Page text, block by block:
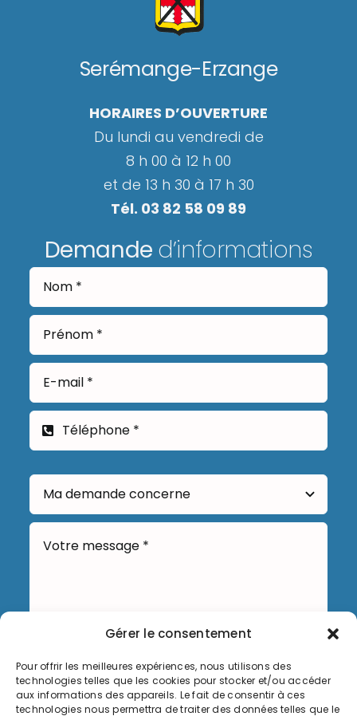
Gérer le consentement
Pour offrir les meilleures expériences, nous utilisons des
technologies telles que les cookies pour stocker et/ou accéder
aux informations des appareils. Le fait de consentir à ces
technologies nous permettra de traiter des données telles que le
Serémange-Erzange
HORAIRES D’OUVERTURE
Du lundi au vendredi de
8 h 00 à 12 h 00
et de 13 h 30 à 17 h 30
Tél. 03 82 58 09 89
Demande d’informations
Envoyer